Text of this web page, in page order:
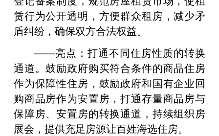
赁行为公开透明，方便群众租房，减少矛
盾纠纷，确保双方合法权益。
——亮点：打通不同住房性质的转换
通道。鼓励政府购买符合条件的商品住房
作为保障性住房，鼓励政府和国有企业回
购商品房作为安置房，打通存量商品房与
保障房、安置房的转换通道，持续组织房
展会，提供充足房源让百姓海选住房。